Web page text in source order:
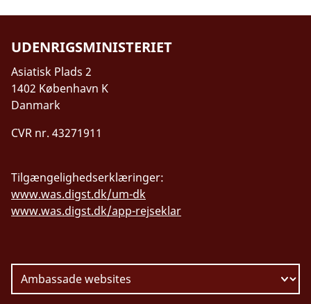
UDENRIGSMINISTERIET
Asiatisk Plads 2
1402 København K
Danmark
CVR nr. 43271911
Tilgængelighedserklæringer:
www.was.digst.dk/um-dk
www.was.digst.dk/app-rejseklar